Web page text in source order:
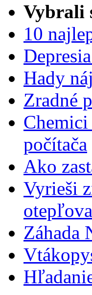
Vybrali
10
Hady
Zradné
počítača
Ako
Vyrieši
Záhada